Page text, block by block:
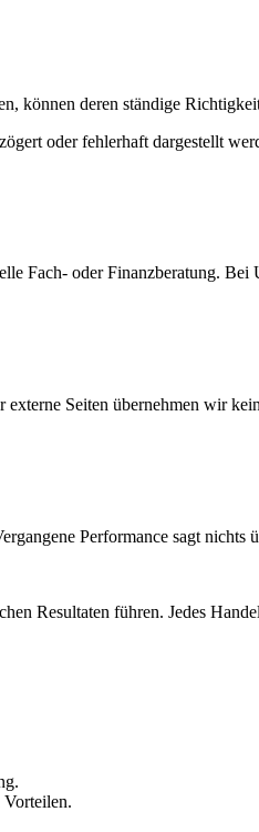
können deren ständige
oder fehlerhaft dargestellt
Fach- oder Finanzberatung. Bei
Seiten übernehmen wir
Performance sagt nichts
Resultaten führen. Jedes